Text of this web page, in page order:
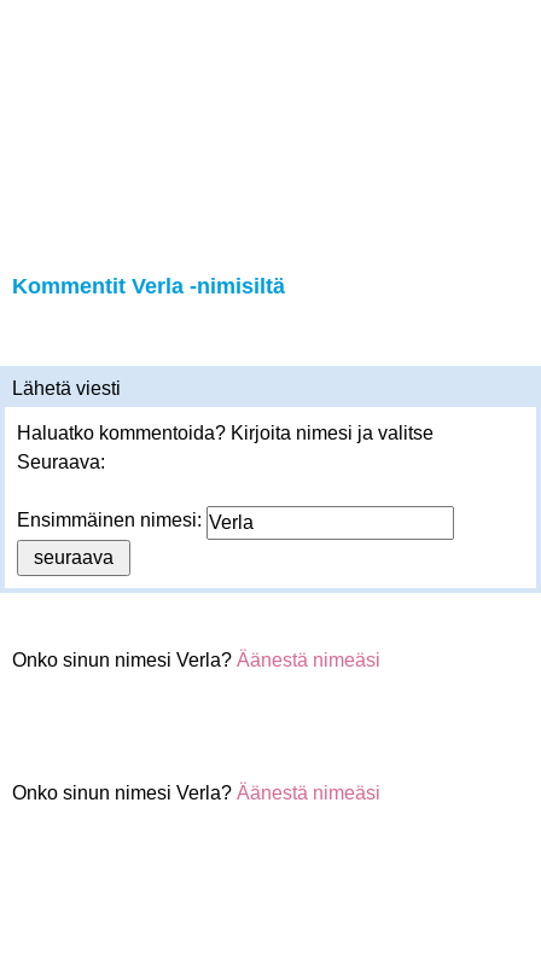
Kommentit Verla -nimisiltä
Lähetä viesti
Haluatko kommentoida? Kirjoita nimesi ja valitse
Seuraava:
Ensimmäinen nimesi:
Onko sinun nimesi Verla? Äänestä nimeäsi
Onko sinun nimesi Verla? Äänestä nimeäsi